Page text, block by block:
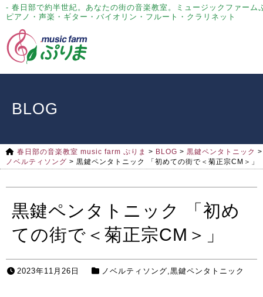
- 春日部で約半世紀。あなたの街の音楽教室。ミュージックファーム
ピアノ・声楽・ギター・バイオリン・フルート・クラリネット
BLOG
春日部の音楽教室 music farm ぷりま > BLOG > 黒鍵ペンタトニック >
ノベルティソング > 黒鍵ペンタトニック 「初めての街で＜菊正宗CM＞」
黒鍵ペンタトニック 「初め
ての街で＜菊正宗CM＞」
2023年11月26日 ノベルティソング,黒鍵ペンタトニック